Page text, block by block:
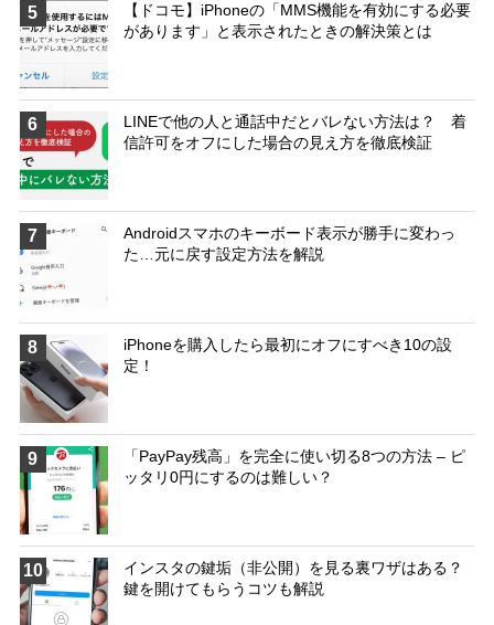
5
【ドコモ】iPhoneの「MMS機能を有効にする必要
があります」と表示されたときの解決策とは
6
LINEで他の人と通話中だとバレない方法は？ 着
信許可をオフにした場合の見え方を徹底検証
7
Androidスマホのキーボード表示が勝手に変わっ
た…元に戻す設定方法を解説
8
iPhoneを購入したら最初にオフにすべき10の設
定！
9
「PayPay残高」を完全に使い切る8つの方法 – ピ
ッタリ0円にするのは難しい？
10
インスタの鍵垢（非公開）を見る裏ワザはある？
鍵を開けてもらうコツも解説